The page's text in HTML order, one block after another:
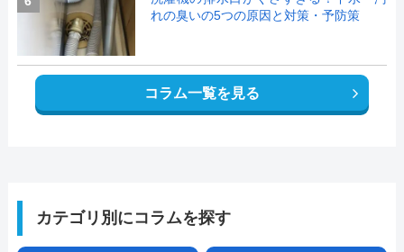
れの臭いの5つの原因と対策・予防策
コラム一覧を見る
カテゴリ別にコラムを探す